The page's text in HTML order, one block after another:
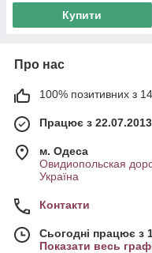
Купити
Про нас
100% позитивних з 14
Працює з 22.07.2013
м. Одеса
Овидиопольская
Україна
Контакти
Сьогодні працює з
Показати весь